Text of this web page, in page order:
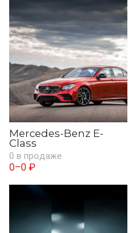
Mercedes-Benz E-
Class
0 в продаже
0–0 ₽